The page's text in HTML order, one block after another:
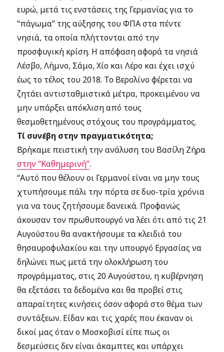
ευρώ, μετά τις ενστάσεις της Γερμανίας για το
“πάγωμα” της αύξησης του ΦΠΑ στα πέντε
νησιά, τα οποία πλήττονται από την
προσφυγική κρίση. Η απόφαση αφορά τα νησιά
Λέσβο, Λήμνο, Σάμο, Χίο και Λέρο και έχει ισχύ
έως το τέλος του 2018. Το Βερολίνο φέρεται να
ζητάει αντισταθμιστικά μέτρα, προκειμένου να
μην υπάρξει απόκλιση από τους
θεσμοθετημένους στόχους του προγράμματος.
Τί συνέβη στην πραγματικότητα;
Βρήκαμε πειστική την ανάλυση του Βασίλη Ζήρα
στην “Καθημερινή”.
“Αυτό που θέλουν οι Γερμανοί είναι να μην τους
χτυπήσουμε πάλι την πόρτα σε δυο-τρία χρόνια
για να τους ζητήσουμε δανεικά. Προφανώς
άκουσαν τον πρωθυπουργό να λέει ότι από τις 21
Αυγούστου θα ανακτήσουμε τα κλειδιά του
θησαυροφυλακίου και την υπουργό Εργασίας να
δηλώνει πως μετά την ολοκλήρωση του
προγράμματος, στις 20 Αυγούστου, η κυβέρνηση
θα εξετάσει τα δεδομένα και θα προβεί στις
απαραίτητες κινήσεις όσον αφορά στο θέμα των
συντάξεων. Είδαν και τις χαρές που έκαναν οι
δικοί μας όταν ο Μοσκοβισί είπε πως οι
δεσμεύσεις δεν είναι άκαμπτες και υπάρχει